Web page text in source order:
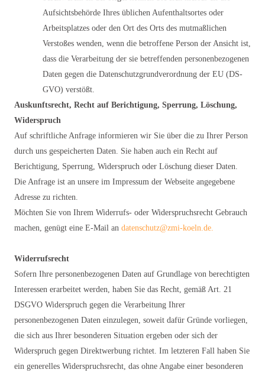
Aufsichtsbehörde Ihres üblichen Aufenthaltsortes oder
Arbeitsplatzes oder den Ort des Orts des mutmaßlichen
Verstoßes wenden, wenn die betroffene Person der Ansicht ist,
dass die Verarbeitung der sie betreffenden personenbezogenen
Daten gegen die Datenschutzgrundverordnung der EU (DS-
GVO) verstößt.
Auskunftsrecht, Recht auf Berichtigung, Sperrung, Löschung,
Widerspruch
Auf schriftliche Anfrage informieren wir Sie über die zu Ihrer Person
durch uns gespeicherten Daten. Sie haben auch ein Recht auf
Berichtigung, Sperrung, Widerspruch oder Löschung dieser Daten.
Die Anfrage ist an unsere im Impressum der Webseite angegebene
Adresse zu richten.
Möchten Sie von Ihrem Widerrufs- oder Widerspruchsrecht Gebrauch
machen, genügt eine E-Mail an datenschutz@zmi-koeln.de.
Widerrufsrecht
Sofern Ihre personenbezogenen Daten auf Grundlage von berechtigten
Interessen erarbeitet werden, haben Sie das Recht, gemäß Art. 21
DSGVO Widerspruch gegen die Verarbeitung Ihrer
personenbezogenen Daten einzulegen, soweit dafür Gründe vorliegen,
die sich aus Ihrer besonderen Situation ergeben oder sich der
Widerspruch gegen Direktwerbung richtet. Im letzteren Fall haben Sie
ein generelles Widerspruchsrecht, das ohne Angabe einer besonderen